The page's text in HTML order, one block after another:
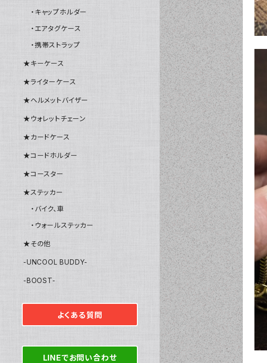
・キャップホルダー
・エアタグケース
・携帯ストラップ
★キーケース
★ライターケース
★ヘルメットバイザー
★ウォレットチェーン
★カードケース
★コードホルダー
★コースター
★ステッカー
・バイク、車
・ウォールステッカー
★その他
-UNCOOL BUDDY-
-BOOST-
よくある質問
LINEでお問い合わせ